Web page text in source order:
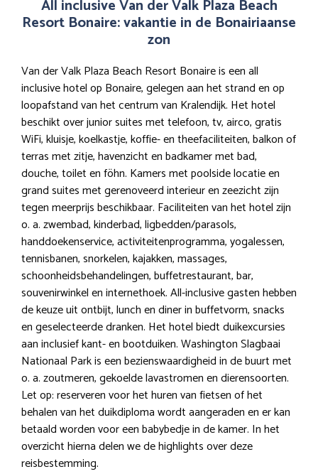
All inclusive Van der Valk Plaza Beach
Resort Bonaire: vakantie in de Bonairiaanse
zon
Van der Valk Plaza Beach Resort Bonaire is een all
inclusive hotel op Bonaire, gelegen aan het strand en op
loopafstand van het centrum van Kralendijk. Het hotel
beschikt over junior suites met telefoon, tv, airco, gratis
WiFi, kluisje, koelkastje, koffie- en theefaciliteiten, balkon of
terras met zitje, havenzicht en badkamer met bad,
douche, toilet en föhn. Kamers met poolside locatie en
grand suites met gerenoveerd interieur en zeezicht zijn
tegen meerprijs beschikbaar. Faciliteiten van het hotel zijn
o. a. zwembad, kinderbad, ligbedden/parasols,
handdoekenservice, activiteitenprogramma, yogalessen,
tennisbanen, snorkelen, kajakken, massages,
schoonheidsbehandelingen, buffetrestaurant, bar,
souvenirwinkel en internethoek. All-inclusive gasten hebben
de keuze uit ontbijt, lunch en diner in buffetvorm, snacks
en geselecteerde dranken. Het hotel biedt duikexcursies
aan inclusief kant- en bootduiken. Washington Slagbaai
Nationaal Park is een bezienswaardigheid in de buurt met
o. a. zoutmeren, gekoelde lavastromen en dierensoorten.
Let op: reserveren voor het huren van fietsen of het
behalen van het duikdiploma wordt aangeraden en er kan
betaald worden voor een babybedje in de kamer. In het
overzicht hierna delen we de highlights over deze
reisbestemming.